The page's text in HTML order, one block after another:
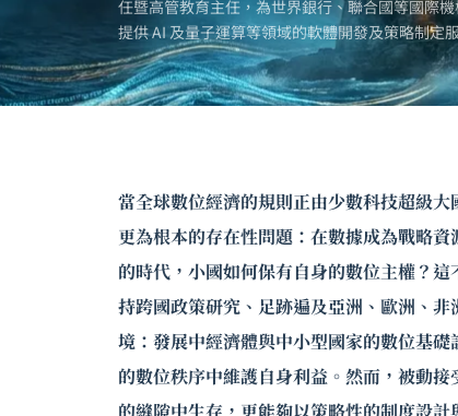
任暨高管教育主任，為世界銀行、聯合國等國際
提供 AI 及量子運算等領域的軟體開發及策略制定
當全球數位經濟的規則正由少數科技超級
更為根本的存在性問題：在數據成為戰略
的時代，小國如何保有自身的數位主權？
持跨國政策研究、足跡遍及亞洲、歐洲、
境：發展中經濟體與中小型國家的數位基
的數位秩序中維護自身利益。然而，被動